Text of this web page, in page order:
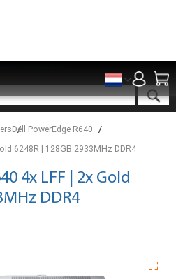
Dell PowerEdge R640
6248R | 128GB 2933MHz DDR4
4x LFF | 2x Gold
DDR4